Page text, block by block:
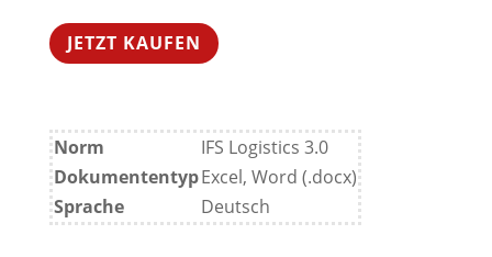
JETZT KAUFEN
Norm
IFS Logistics 3.0
DokumententypExcel, Word (.docx)
Sprache
Deutsch